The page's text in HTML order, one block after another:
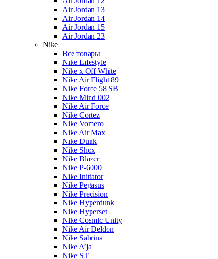
Air Jordan 13
Air Jordan 14
Air Jordan 15
Air Jordan 23
Nike
Все товары
Nike Lifestyle
Nike x Off White
Nike Air Flight 89
Nike Force 58 SB
Nike Mind 002
Nike Air Force
Nike Cortez
Nike Vomero
Nike Air Max
Nike Dunk
Nike Shox
Nike Blazer
Nike P-6000
Nike Initiator
Nike Pegasus
Nike Precision
Nike Hyperdunk
Nike Hyperset
Nike Cosmic Unity
Nike Air Deldon
Nike Sabrina
Nike A’ja
Nike ST